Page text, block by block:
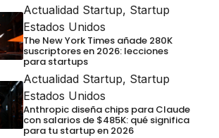
Actualidad Startup, Startup
Estados Unidos
The New York Times añade 280K
suscriptores en 2026: lecciones
para startups
Actualidad Startup, Startup
Estados Unidos
Anthropic diseña chips para Claude
con salarios de $485K: qué significa
para tu startup en 2026